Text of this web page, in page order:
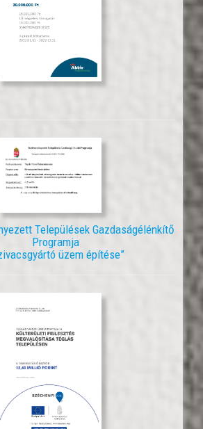
Települések Gazdaságélénkítő
Programja
üzem építése”